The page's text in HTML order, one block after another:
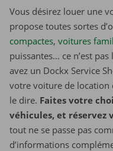
Vous désirez louer une
propose toutes sortes
compactes, voitures
puissantes… ce n’est
avez un Dockx Service
votre voiture de location
le dire. Faites votre
véhicules, et
tout ne se passe pas
d’informations